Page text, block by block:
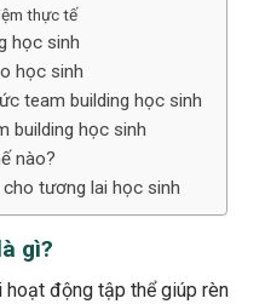
thực tế
học sinh
học sinh
team building học sinh
building học sinh
nào?
tương lai học sinh
gì?
hoạt động tập thể giúp rèn